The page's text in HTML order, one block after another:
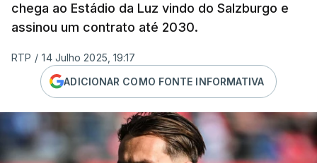
chega ao Estádio da Luz vindo do Salzburgo e
assinou um contrato até 2030.
RTP / 14 Julho 2025, 19:17
ADICIONAR COMO FONTE INFORMATIVA